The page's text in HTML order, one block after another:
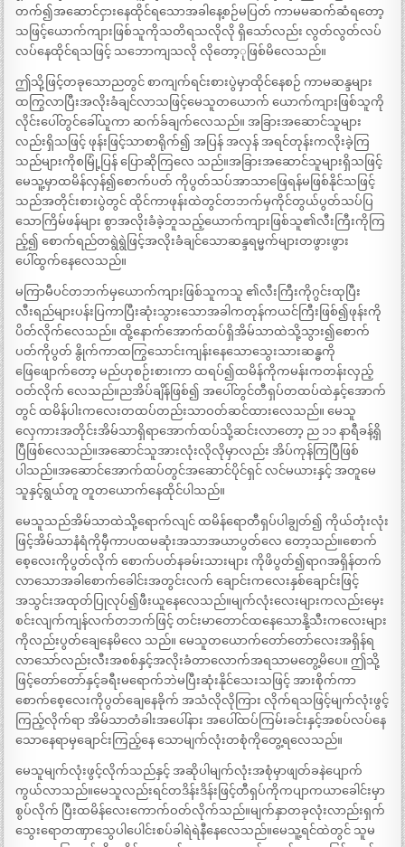
တက်၍အဆောင်ငှားနေထိုင်ရသောအခါနေ့စဉ်မပြတ် ကာမမဆက်ဆံရတော့
သဖြင့်ယောက်ကျားဖြစ်သူကိုသတိရသလိုလို ရှိသော်လည်း လွတ်လွတ်လပ်
လပ်နေထိုင်ရသဖြင့် သဘောကျသလို လိုတော့ုဖြစ်မိလေသည်။
ဤသို့ဖြင့်တခုသောညတွင် စာကျက်ရင်းစားပွဲမှာထိုင်နေစဉ် ကာမဆန္ဒများ
ထကြွလာပြီးအလိုးခံချင်လာသဖြင့်မေသူတယောက် ယောက်ကျားဖြစ်သူကို
လိုင်းပေါ်တွင်ခေါ်ယူကာ ဆက်ခ်ချက်လေသည်။ အခြားအဆောင်သူများ
လည်းရှိသဖြင့် ဖုန်းဖြင့်သာစာရိုက်၍ အပြန် အလှန် အရင်တုန်းကလိုးခဲ့ကြ
သည်များကိုစမြုံ့ပြန် ပြောဆိုကြလေ သည်။အခြားအဆောင်သူများရှိသဖြင့်
မေသူ့မှာထမိန်လှန်၍စောက်ပတ် ကိုပွတ်သပ်အာသာဖြေရန်မဖြစ်နိုင်သဖြင့်
သည်အတိုင်းစားပွဲတွင် ထိုင်ကာဖုန်းထဲတွင်တဘက်မှကိုင်တွယ်ပွတ်သပ်ပြ
သောကြိမ်ဖန်များ စွာအလိုးခံခဲ့ဘူသည့်ယောက်ကျားဖြစ်သူ၏လီးကြီးကိုကြ
ည့်၍ စောက်ရည်တရွဲရွဲဖြင့်အလိုးခံချင်သောဆန္ဒရမ္မက်များတဖွားဖွား
ပေါ်ထွက်နေလေသည်။
မကြာမီပင်တဘက်မှယောက်ကျားဖြစ်သူကသူ ၏လီးကြီးကိုဂွင်းထုပြီး
လီးရည်များပန်းပြကာပြီးဆုံးသွားသောအခါကတုန်ကယင်ကြီးဖြစ်၍ဖုန်းကို
ပိတ်လိုက်လေသည်။ ထို့နောက်အောက်ထပ်ရှိအိမ်သာထဲသို့သွား၍စောက်
ပတ်ကိုပွတ် နွိုက်ကာထကြွသောင်းကျန်းနေသောသွေးသားဆန္ဓကို
ဖြေဖျောက်တော့ မည်ဟုစဉ်းစားကာ ထရပ်၍ထမိန်ကိုကမန်းကတန်းလှည့်
ဝတ်လိုက် လေသည်။ညအိပ်ချိန်ဖြစ်၍ အပေါ်တွင်တီရှပ်တထပ်ထဲနှင့်အောက်
တွင် ထမိန်ပါးကလေးတထပ်တည်းသာဝတ်ဆင်ထားလေသည်။ မေသူ
လှေကားအတိုင်းအိမ်သာရှိရာအောက်ထပ်သို့ဆင်းလာတော့ ည ၁၁ နာရီခန့်ရှိ
ပြီဖြစ်လေသည်။အဆောင်သူအားလုံးလိုလိုမှာလည်း အိပ်ကုန်ကြပြီဖြစ်
ပါသည်။အဆောင်အောက်ထပ်တွင်အဆောင်ပိုင်ရှင် လင်မယားနှင့် အတူမေ
သူနှင့်ရွယ်တူ တူတယောက်နေထိုင်ပါသည်။
မေသူသည်အိမ်သာထဲသို့ရောက်လျင် ထမိန်ရောတီရှပ်ပါချွတ်၍ ကိုယ်တုံးလုံး
ဖြင့်အိမ်သာနံရံကိုမှီကာပထမဆုံးအသာအယာပွတ်လေ တော့သည်။စောက်
စေ့လေးကိုပွတ်လိုက် စောက်ပတ်နခမ်းသားများ ကိုဖိပွတ်၍ရာဂအရှိန်တက်
လာသောအခါစောက်ခေါင်းအတွင်းလက် ချောင်းကလေးနှစ်ချောင်းဖြင့်
အသွင်းအထုတ်ပြုလုပ်၍ဖီးယူနေလေသည်။မျက်လုံးလေးများကလည်းမှေး
စင်းလျက်ကျန်လက်တဘက်ဖြင့် တင်းမာတောင်ထနေသောနို့သီးကလေးများ
ကိုလည်းပွတ်ချေနေမိလေ သည်။ မေသူတယောက်တော်တော်လေးအရှိန်ရ
လာသော်လည်းလီးအစစ်နှင့်အလိုးခံတာလောက်အရသာမတွေ့မိပေ။ ဤသို့
ဖြင့်တော်တော်နှင့်ခရီးမရောက်ဘဲမပြီးဆုံးနိုင်သေးသဖြင့် အားစိုက်ကာ
စောက်စေ့လေးကိုပွတ်ချေနေခိုက် အသံလိုလိုကြား လိုက်ရသဖြင့်မျက်လုံးဖွင့်
ကြည့်လိုက်ရာ အိမ်သာတံခါးအပေါ်နား အပေါ်ထပ်ကြမ်းခင်းနှင့်အစပ်လပ်နေ
သောနေရာမှချောင်းကြည့်နေ သောမျက်လုံးတစုံကိုတွေ့ရလေသည်။
မေသူမျက်လုံးဖွင့်လိုက်သည်နှင့် အဆိုပါမျက်လုံးအစုံမှာဖျတ်ခနဲပျောက်
ကွယ်လာသည်။မေသူလည်းရင်တဒိန်းဒိန်းဖြင့်တီရှပ်ကိုကပျာကယာခေါင်းမှာ
စွပ်လိုက် ပြီးထမိန်လေးကောက်ဝတ်လိုက်သည်။မျက်နှာတခုလုံးလာည်းရှက်
သွေးရောတဏှာသွေပါပေါင်းစပ်ခါရဲရဲနီနေလေသည်။မေသူ့ရင်ထဲတွင် သူမ